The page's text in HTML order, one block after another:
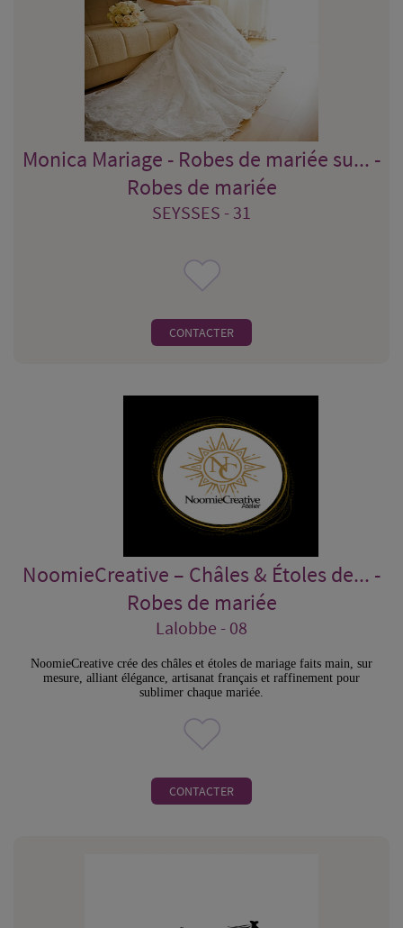
Monica Mariage - Robes de mariée su... -
Robes de mariée
SEYSSES - 31
CONTACTER
NoomieCreative – Châles & Étoles de... -
Robes de mariée
Lalobbe - 08
NoomieCreative crée des châles et étoles de mariage faits main, sur
mesure, alliant élégance, artisanat français et raffinement pour
sublimer chaque mariée.
CONTACTER